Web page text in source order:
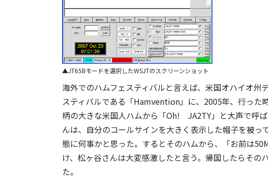
JT65Bモードを選択したWSJTのスクリーンショット
海外でのハムフェスティバルと言えば、米国オハイオ州
スティバルである「Hamvention」に、2005年、行った
柄の大きな米国人ハムから「Oh! JA2TY」と大声で呼
んは、自分のコールサインを大きく表示した帽子を被
態に何事かと思った。するとそのハムから、「お前は
け、松ヶ谷さんは大変感激したと言う。帰国したらその
た。